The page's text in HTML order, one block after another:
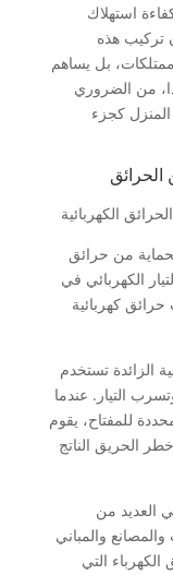
استهلاك
تركيب هذه
بل يساهم
من الضروري
كجزء
الحرائق
من حرائق
الكهربائي في
كهربائية
الزائدة تستخدم
التيار. عندما
للمفتاح، يقوم
الحريق الناتج
العديد من
والمصانع والمباني
التي